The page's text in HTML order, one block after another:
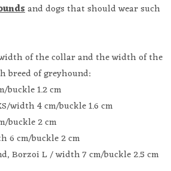
and dogs that should wear such
of the collar and the width of the
breed of greyhound:
buckle 1.2 cm
width 4 cm/buckle 1.6 cm
buckle 2 cm
6 cm/buckle 2 cm
Borzoi L / width 7 cm/buckle 2.5 cm